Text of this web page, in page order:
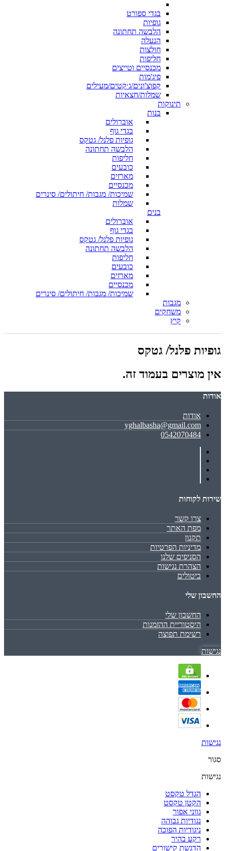
בגדי ספורט
גופיות
הלבשה תחתונה
הנעלה
חולצות
חליפות
מכנסיים וטייצים
פיג'מות
קפוצ'ונים/ג׳קטים/מעילים
שמלות/חצאיות
תינוקות
בנות
אוברולים
בגדי גוף
גופיות פלנל/ גטקס
הלבשה תחתונה
חליפות
כובעים
מארזים
מכנסיים
שמיכות/ מגבות/ חיתולים/ סינרים
שמלות
בנים
אוברולים
בגדי גוף
גופיות פלנל/ גטקס
הלבשה תחתונה
חליפות
כובעים
מארזים
מכנסיים
שמיכות/ מגבות/ חיתולים/ סינרים
מגבות
משחקים
קיץ
גופיות פלנל/ גטקס
אין מוצרים בעמוד זה.
אודות
אודות
yghalbasha@gmail.com
0542070484
שירות לקוחות
צרו קשר
מפת האתר
תקנון
מדיניות הפרטיות
הסניפים שלנו
הצהרת נגישות
ביטולים
החשבון שלי
החשבון שלי
היסטוריית ההזמנות
רשימת תפוצה
נגישות
נגישות
סגור
נגישות
הגדל טקסט
הקטן טקסט
גווני אפור
נגודיות גבוהה
ניגודיות הפוכה
רקע בהיר
הדגשת קישורים